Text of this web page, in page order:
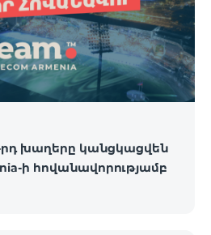
պայմաններին
Կանխավճարային
Ամսական վճար
2500 Անսահմանափակ VIB
խաղերը կանցկացվեն
ի հովանավորությամբ